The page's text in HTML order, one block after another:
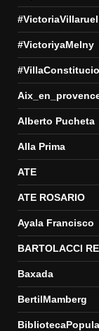
#VictoriaVillaruel
#VictoriyaMelny
Alberto Pucheta
Alla Prima
ATE
ATE ROSARIO
Ayala Francisco
BARTOLACCI
Baxada
BertilMamberg